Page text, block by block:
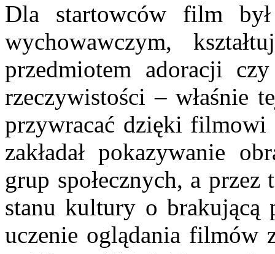
Dla startowców film był
wychowawczym,
przedmiotem adoracji
rzeczywistości – właśnie
przywracać dzięki filmowi
zakładał pokazywanie
grup społecznych, a przez
stanu kultury o brakującą
uczenie oglądania filmów